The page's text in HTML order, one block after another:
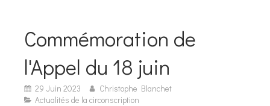
Commémoration de
l'Appel du 18 juin
29 Juin 2023
Christophe Blanchet
Actualités de la circonscription